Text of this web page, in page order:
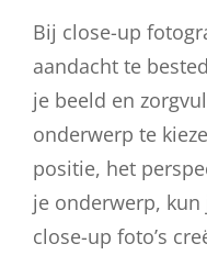
Bij close-up
aandacht te
je beeld en
onderwerp te
positie, het
je onderwerp,
close-up foto’s